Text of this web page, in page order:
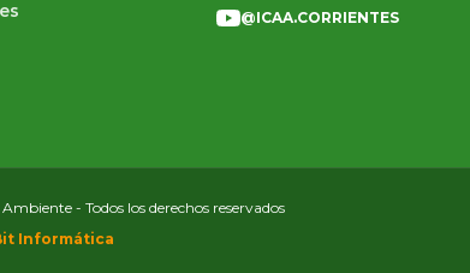
@ICAA.CORRIENTES
- Todos los derechos reservados
Informática